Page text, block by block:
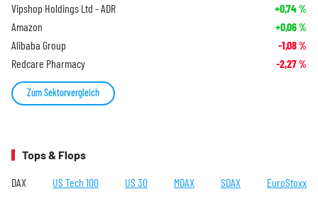
Vipshop Holdings Ltd - ADR +0,74%
Amazon +0,06%
Alibaba Group -1,08%
Redcare Pharmacy -2,27%
Zum Sektorvergleich
Tops & Flops
DAX US Tech 100 US 30 MDAX SDAX EuroStoxx